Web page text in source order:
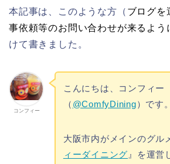
本記事は、このような方（ ブログを
事依頼等のお問い合わせが来るよう
けて書きました。
コンフィー
こんにちは、コンフィー
（ @ComfyDining）です。
大阪市内がメインのグル
ィーダイニング 』を運営